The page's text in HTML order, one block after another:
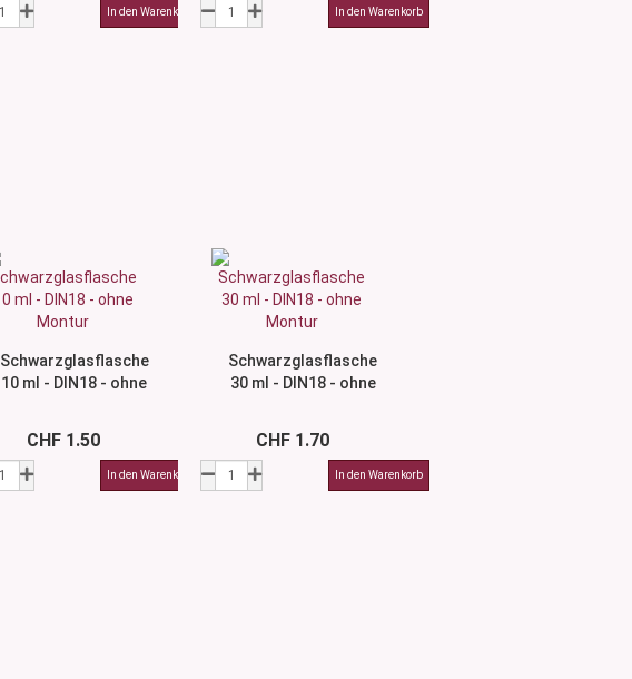
Schwarzglasflasche
10 ml - DIN18 - ohne
CHF 1.50
Schwarzglasflasche
30 ml - DIN18 - ohne
CHF 1.70